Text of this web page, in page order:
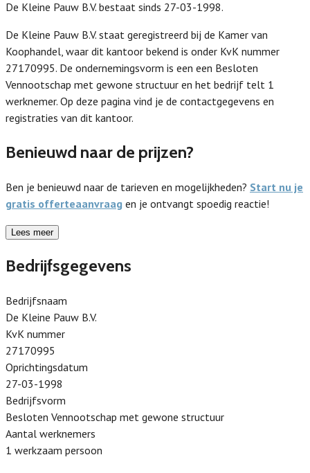
De Kleine Pauw B.V. bestaat sinds 27-03-1998.
De Kleine Pauw B.V. staat geregistreerd bij de Kamer van
Koophandel, waar dit kantoor bekend is onder KvK nummer
27170995. De ondernemingsvorm is een een Besloten
Vennootschap met gewone structuur en het bedrijf telt 1
werknemer. Op deze pagina vind je de contactgegevens en
registraties van dit kantoor.
Benieuwd naar de prijzen?
Ben je benieuwd naar de tarieven en mogelijkheden? Start nu je
gratis offerteaanvraag en je ontvangt spoedig reactie!
Lees meer
Bedrijfsgegevens
Bedrijfsnaam
De Kleine Pauw B.V.
KvK nummer
27170995
Oprichtingsdatum
27-03-1998
Bedrijfsvorm
Besloten Vennootschap met gewone structuur
Aantal werknemers
1 werkzaam persoon